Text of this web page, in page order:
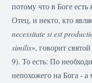
потому что в Боге
Отец, и некто, кто
necessitate si est
similis», говорит
9). То есть: По
непохожего на Бога -